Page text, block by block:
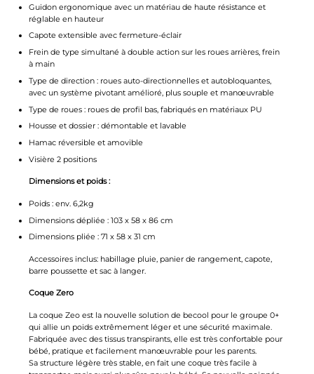
Guidon ergonomique avec un matériau de haute résistance et
réglable en hauteur
Capote extensible avec fermeture-éclair
Frein de type simultané à double action sur les roues arrières, frein
à main
Type de direction : roues auto-directionnelles et autobloquantes,
avec un système pivotant amélioré, plus souple et manœuvrable
Type de roues : roues de profil bas, fabriqués en matériaux PU
Housse et dossier : démontable et lavable
Hamac réversible et amovible
Visière 2 positions
Dimensions et poids :
Poids : env. 6,2kg
Dimensions dépliée : 103 x 58 x 86 cm
Dimensions pliée : 71 x 58 x 31 cm
Accessoires inclus: habillage pluie, panier de rangement, capote,
barre poussette et sac à langer.
Coque Zero
La coque Zeo est la nouvelle solution de becool pour le groupe 0+
qui allie un poids extrêmement léger et une sécurité maximale.
Fabriquée avec des tissus transpirants, elle est très confortable pour
bébé, pratique et facilement manœuvrable pour les parents.
Sa structure légère très stable, en fait une coque très facile à